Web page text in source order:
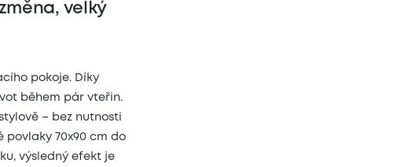
velký
pokoje. Díky
během pár vteřin.
– bez nutnosti
povlaky 70x90 cm do
výsledný efekt je